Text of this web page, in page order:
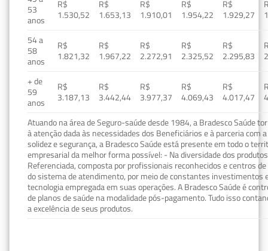
53
anos
R$
1.530,52
R$
1.653,13
R$
1.910,01
R$
1.954,22
R$
1.929,27
54 a
58
anos
R$
1.821,32
R$
1.967,22
R$
2.272,91
R$
2.325,52
R$
2.295,83
+ de
59
anos
R$
3.187,13
R$
3.442,44
R$
3.977,37
R$
4.069,43
R$
4.017,47
Atuando na área de Seguro-saúde desde 1984, a Bradesco Saúde
à atenção dada às necessidades dos Beneficiários e à parceria com
solidez e segurança, a Bradesco Saúde está presente em todo o
empresarial da melhor forma possível: - Na diversidade dos
Referenciada, composta por profissionais reconhecidos e centros
do sistema de atendimento, por meio de constantes investimentos
tecnologia empregada em suas operações. A Bradesco Saúde é
de planos de saúde na modalidade pós-pagamento. Tudo isso
a excelência de seus produtos.